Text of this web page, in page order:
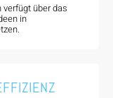
über das
in